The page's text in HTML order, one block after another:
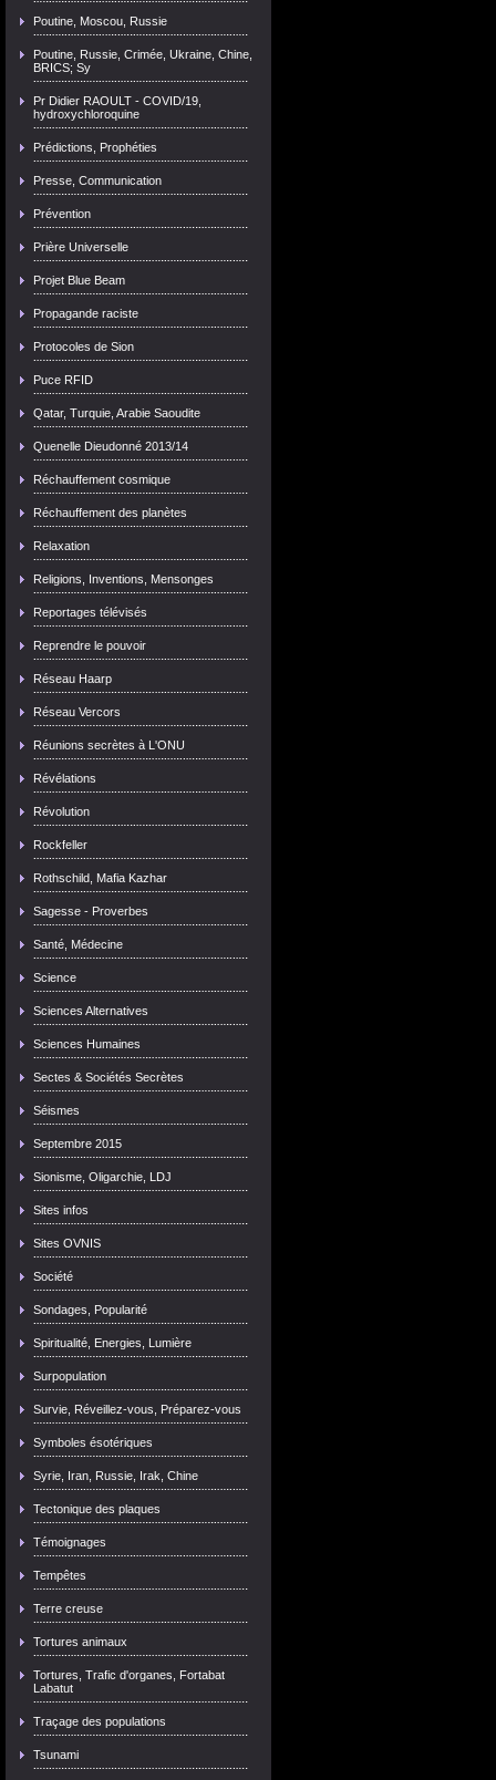
Poutine, Moscou, Russie
Poutine, Russie, Crimée, Ukraine, Chine,
BRICS; Sy
Pr Didier RAOULT - COVID/19,
hydroxychloroquine
Prédictions, Prophéties
Presse, Communication
Prévention
Prière Universelle
Projet Blue Beam
Propagande raciste
Protocoles de Sion
Puce RFID
Qatar, Turquie, Arabie Saoudite
Quenelle Dieudonné 2013/14
Réchauffement cosmique
Réchauffement des planètes
Relaxation
Religions, Inventions, Mensonges
Reportages télévisés
Reprendre le pouvoir
Réseau Haarp
Réseau Vercors
Réunions secrètes à L'ONU
Révélations
Révolution
Rockfeller
Rothschild, Mafia Kazhar
Sagesse - Proverbes
Santé, Médecine
Science
Sciences Alternatives
Sciences Humaines
Sectes & Sociétés Secrètes
Séismes
Septembre 2015
Sionisme, Oligarchie, LDJ
Sites infos
Sites OVNIS
Société
Sondages, Popularité
Spiritualité, Energies, Lumière
Surpopulation
Survie, Réveillez-vous, Préparez-vous
Symboles ésotériques
Syrie, Iran, Russie, Irak, Chine
Tectonique des plaques
Témoignages
Tempêtes
Terre creuse
Tortures animaux
Tortures, Trafic d'organes, Fortabat
Labatut
Traçage des populations
Tsunami